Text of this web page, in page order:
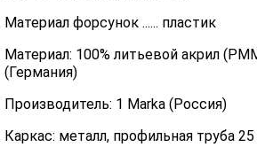
Материал форсунок ...... пластик
Материал: 100% литьевой акрил
(Германия)
Производитель: 1 Marka (Россия)
Каркас: металл, профильная труба